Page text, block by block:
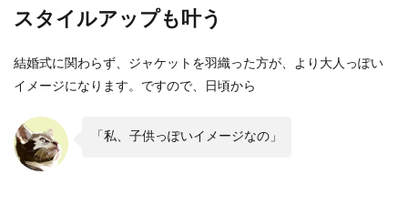
スタイルアップも叶う
結婚式に関わらず、ジャケットを羽織った方が、より大人っぽい
イメージになります。ですので、日頃から
「私、子供っぽいイメージなの」